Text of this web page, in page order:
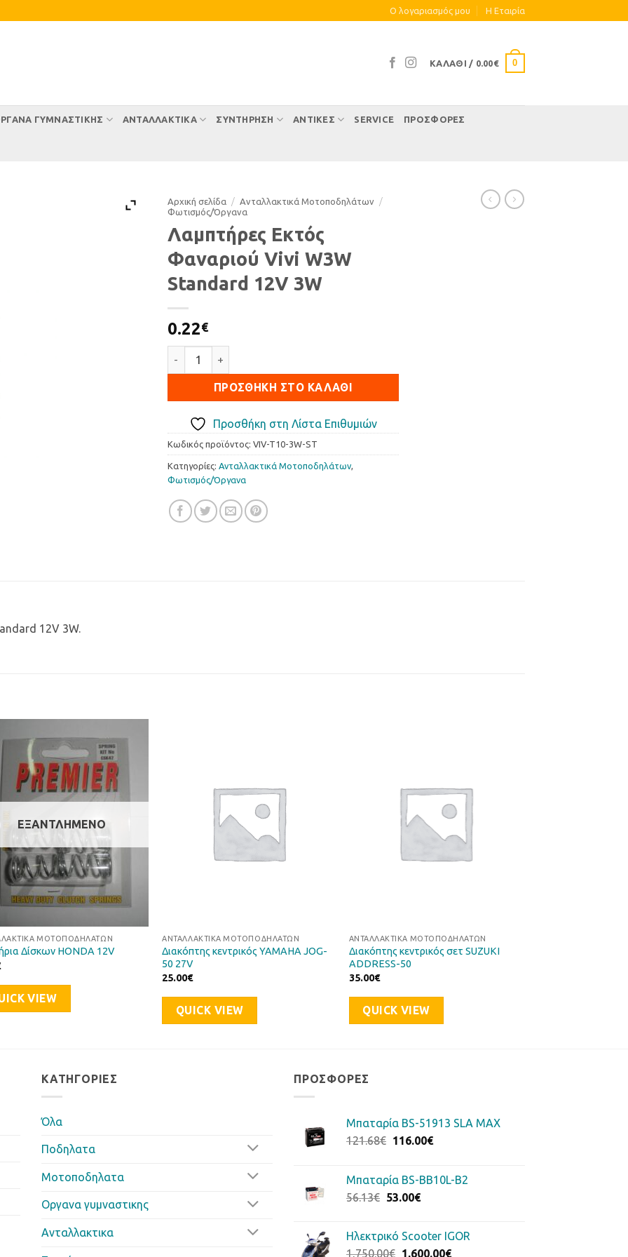
Ο λογαριασμός μου Η Eταιρία
ΚΑΛΆΘΙ / 0.00€ 0
ΓΥΜΝΑΣΤΙΚΗΣ ΑΝΤΑΛΛΑΚΤΙΚΑ ΣΥΝΤΉΡΗΣΗ ΑΝΤΊΚΕΣ SERVICE ΠΡΟΣΦΟΡΕΣ
Αρχική σελίδα / Ανταλλακτικά Μοτοποδηλάτων
/
Φωτισµός/Όργανα
Λαμπτήρες Εκτός
Φαναριού Vivi W3W
Standard 12V 3W
0.22€
ΠΡΟΣΘΉΚΗ ΣΤΟ ΚΑΛΆΘΙ
Προσθήκη στη Λίστα Επιθυμιών
Κωδικός προϊόντος: VIV-T10-3W-ST
Κατηγορίες: Ανταλλακτικά Μοτοποδηλάτων,
Φωτισµός/Όργανα
12V 3W.
Προσθήκη
στη Λίστα
Επιθυμιών
ΕΞΑΝΤΛΗΜΈΝΟ
ΜΟΤΟΠΟΔΗΛΆΤΩΝ
Δίσκων HONDA 12V
VIEW
ΑΝΤΑΛΛΑΚΤΙΚΆ ΜΟΤΟΠΟΔΗΛΆΤΩΝ
Διακόπτης κεντρικός YAMAHA JOG-
50 27V
25.00€
QUICK VIEW
ΑΝΤΑΛΛΑΚΤΙΚΆ ΜΟΤΟΠΟΔΗΛΆΤΩΝ
Διακόπτης κεντρικός σετ SUZUKI
ADDRESS-50
35.00€
QUICK VIEW
ΚΑΤΗΓΟΡΊΕΣ
Όλα
Ποδηλατα
Μοτοποδηλατα
Οργανα γυμναστικης
Ανταλλακτικα
ΠΡΟΣΦΟΡΈΣ
Μπαταρία BS-51913 SLA MAX
121.68€ Original
121.68€.
116.00€Η
είναι:
Μπαταρία BS-BB10L-B2
56.13€ Original
56.13€.
53.00€Η
είναι:
Ηλεκτρικό Scooter IGOR
1,750.00€ Original
1,600.00€Η